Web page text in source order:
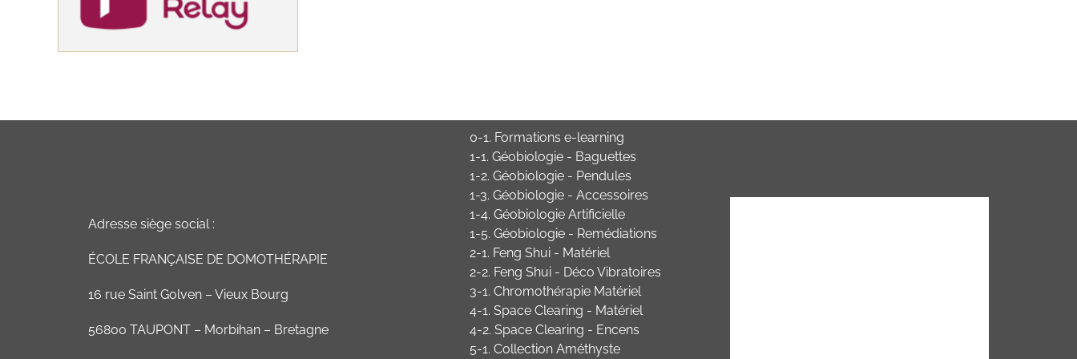
Adresse siège social :
ÉCOLE FRANÇAISE DE DOMOTHÉRAPIE
16 rue Saint Golven – Vieux Bourg
56800 TAUPONT – Morbihan – Bretagne
0-1. Formations e-learning
1-1. Géobiologie - Baguettes
1-2. Géobiologie - Pendules
1-3. Géobiologie - Accessoires
1-4. Géobiologie Artificielle
1-5. Géobiologie - Remédiations
2-1. Feng Shui - Matériel
2-2. Feng Shui - Déco Vibratoires
3-1. Chromothérapie Matériel
4-1. Space Clearing - Matériel
4-2. Space Clearing - Encens
5-1. Collection Améthyste